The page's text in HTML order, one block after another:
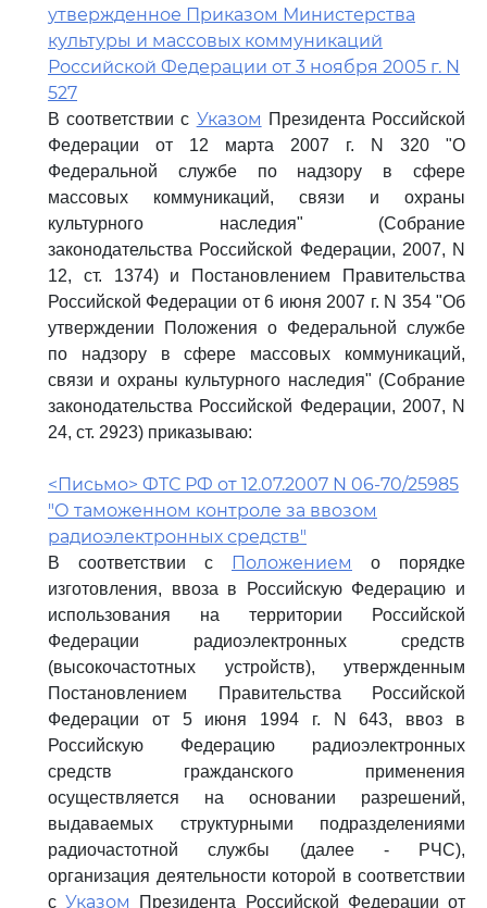
утвержденное Приказом Министерства
культуры и массовых коммуникаций
Российской Федерации от 3 ноября 2005 г. N
527
В соответствии с Указом Президента Российской
Федерации от 12 марта 2007 г. N 320 "О
Федеральной службе по надзору в сфере
массовых коммуникаций, связи и охраны
культурного наследия" (Собрание
законодательства Российской Федерации, 2007, N
12, ст. 1374) и Постановлением Правительства
Российской Федерации от 6 июня 2007 г. N 354 "Об
утверждении Положения о Федеральной службе
по надзору в сфере массовых коммуникаций,
связи и охраны культурного наследия" (Собрание
законодательства Российской Федерации, 2007, N
24, ст. 2923) приказываю:
<Письмо> ФТС РФ от 12.07.2007 N 06-70/25985
"О таможенном контроле за ввозом
радиоэлектронных средств"
В соответствии с Положением
о порядке
изготовления, ввоза в Российскую Федерацию и
использования на территории Российской
Федерации радиоэлектронных средств
(высокочастотных устройств), утвержденным
Постановлением Правительства Российской
Федерации от 5 июня 1994 г. N 643, ввоз в
Российскую Федерацию радиоэлектронных
средств гражданского применения
осуществляется на основании разрешений,
выдаваемых структурными подразделениями
радиочастотной службы (далее - РЧС),
организация деятельности которой в соответствии
сУказом
Президента Российской Федерации от